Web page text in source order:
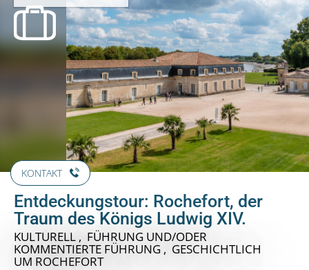
KONTAKT
Entdeckungstour: Rochefort, der
Traum des Königs Ludwig XIV.
KULTURELL , FÜHRUNG UND/ODER
KOMMENTIERTE FÜHRUNG , GESCHICHTLICH
UM ROCHEFORT